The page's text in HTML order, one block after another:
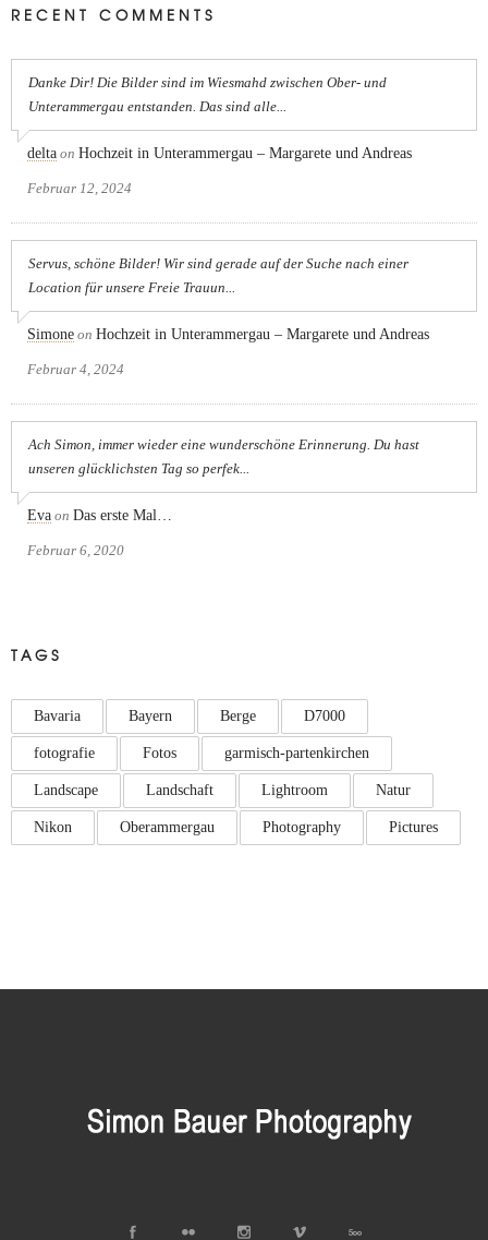
RECENT COMMENTS
Danke Dir! Die Bilder sind im Wiesmahd zwischen Ober- und
Unterammergau entstanden. Das sind alle...
delta on Hochzeit in Unterammergau – Margarete und Andreas
Februar 12, 2024
Servus, schöne Bilder! Wir sind gerade auf der Suche nach einer
Location für unsere Freie Trauun...
Simone on Hochzeit in Unterammergau – Margarete und Andreas
Februar 4, 2024
Ach Simon, immer wieder eine wunderschöne Erinnerung. Du hast
unseren glücklichsten Tag so perfek...
Eva on Das erste Mal…
Februar 6, 2020
TAGS
Bavaria Bayern Berge D7000
fotografie Fotos garmisch-partenkirchen
Landscape Landschaft Lightroom Natur
Nikon Oberammergau Photography Pictures